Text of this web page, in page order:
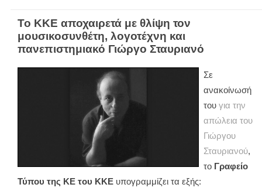
Το ΚΚΕ αποχαιρετά με θλίψη τον
μουσικοσυνθέτη, λογοτέχνη και
πανεπιστημιακό Γιώργο Σταυριανό
Σε
ανακοίνωσή
του για την
απώλεια του
Γιώργου
Σταυριανού,
το Γραφείο
Τύπου της ΚΕ του ΚΚΕ υπογραμμίζει τα εξής: